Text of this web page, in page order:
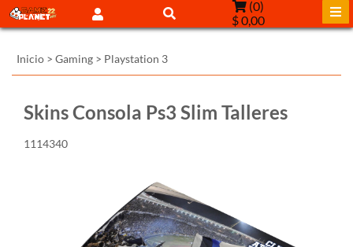
(0)
$ 0,00
Inicio > Gaming > Playstation 3
Skins Consola Ps3 Slim Talleres
1114340